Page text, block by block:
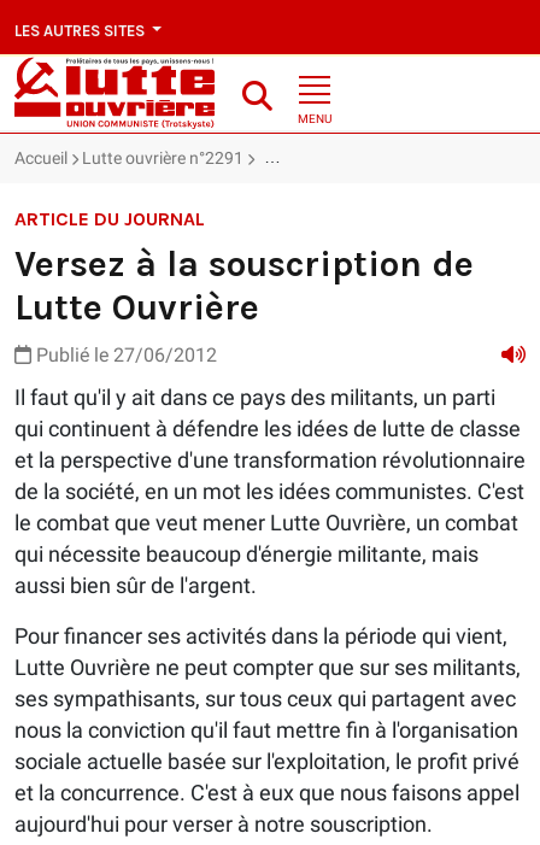
LES AUTRES SITES
MENU
Accueil Lutte ouvrière n°2291 Versez à la souscription de Lutte
ARTICLE DU JOURNAL
Versez à la souscription de
Lutte Ouvrière
Publié le 27/06/2012
Il faut qu'il y ait dans ce pays des militants, un parti
qui continuent à défendre les idées de lutte de classe
et la perspective d'une transformation révolutionnaire
de la société, en un mot les idées communistes. C'est
le combat que veut mener Lutte Ouvrière, un combat
qui nécessite beaucoup d'énergie militante, mais
aussi bien sûr de l'argent.
Pour financer ses activités dans la période qui vient,
Lutte Ouvrière ne peut compter que sur ses militants,
ses sympathisants, sur tous ceux qui partagent avec
nous la conviction qu'il faut mettre fin à l'organisation
sociale actuelle basée sur l'exploitation, le profit privé
et la concurrence. C'est à eux que nous faisons appel
aujourd'hui pour verser à notre souscription.